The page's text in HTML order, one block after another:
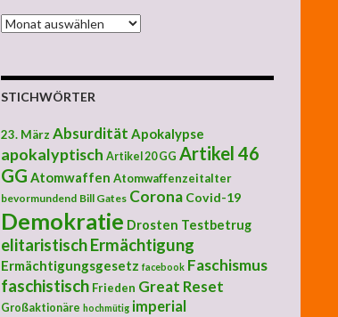
MONATLICHE ARCHIVE
STICHWÖRTER
23. März Absurdität Apokalypse
apokalyptisch Artikel 20 GG Artikel 46
GG Atomwaffen Atomwaffenzeitalter
bevormundend Bill Gates Corona Covid-19
Demokratie Drosten Testbetrug
elitaristischErmächtigung
Ermächtigungsgesetz facebook Faschismus
faschistisch Frieden Great Reset
Großaktionäre hochmütig imperial